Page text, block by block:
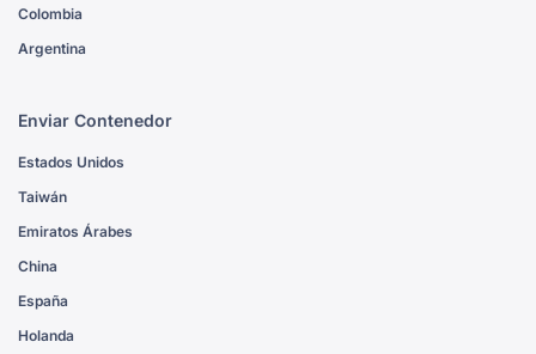
Colombia
Argentina
Enviar Contenedor
Estados Unidos
Taiwán
Emiratos Árabes
China
España
Holanda